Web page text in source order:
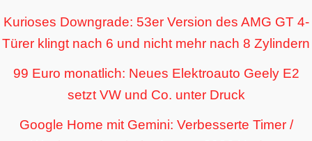
Kurioses Downgrade: 53er Version des AMG GT 4-
Türer klingt nach 6 und nicht mehr nach 8 Zylindern
99 Euro monatlich: Neues Elektroauto Geely E2
setzt VW und Co. unter Druck
Google Home mit Gemini: Verbesserte Timer /